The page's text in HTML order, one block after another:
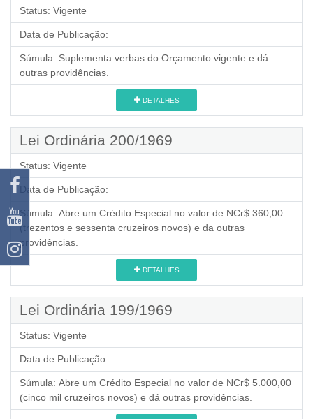
Status: Vigente
Data de Publicação:
Súmula: Suplementa verbas do Orçamento vigente e dá
outras providências.
DETALHES
Lei Ordinária 200/1969
Status: Vigente
Data de Publicação:
Súmula: Abre um Crédito Especial no valor de NCr$ 360,00
(trezentos e sessenta cruzeiros novos) e da outras
providências.
DETALHES
Lei Ordinária 199/1969
Status: Vigente
Data de Publicação:
Súmula: Abre um Crédito Especial no valor de NCr$ 5.000,00
(cinco mil cruzeiros novos) e dá outras providências.